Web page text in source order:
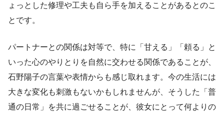
ょっとした修理や工夫も自ら手を加えることがあるとのこ
とです。
パートナーとの関係は対等で、特に「甘える」「頼る」と
いった心のやりとりを自然に交わせる関係であることが、
石野陽子の言葉や表情からも感じ取れます。今の生活には
大きな変化も刺激もないかもしれませんが、そうした「普
通の日常」を共に過ごせることが、彼女にとって何よりの